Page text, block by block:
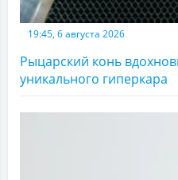
19:45, 6 августа 2026
Рыцарский конь
уникального гиперкара